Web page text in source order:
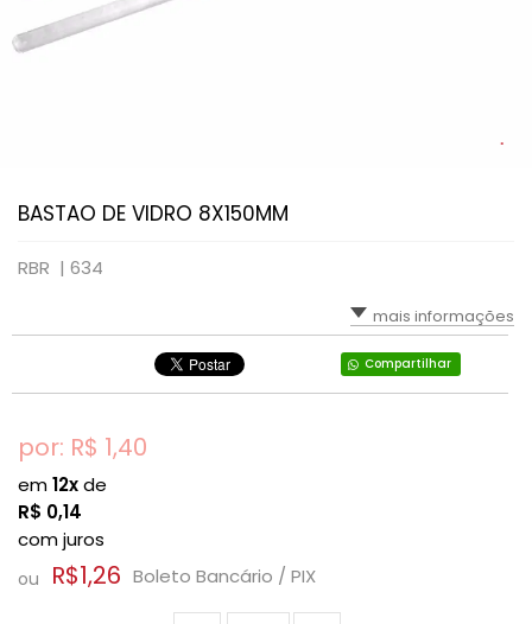
BASTAO DE VIDRO 8X150MM
RBR | 634
mais informações
Compartilhar
por: R$ 1,40
em12xde
R$ 0,14
com juros
ou R$1,26 Boleto Bancário / PIX